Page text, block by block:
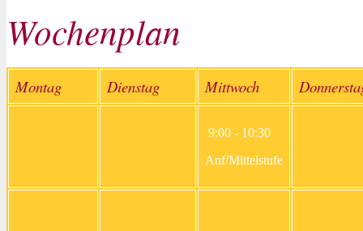
Wochenplan
Montag Dienstag Mittwoch
9:00 - 10:30
Anf/Mittelstufe